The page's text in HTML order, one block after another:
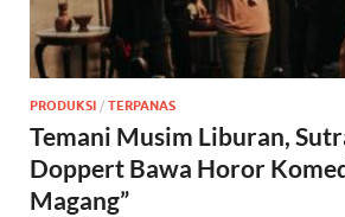
PRODUKSI / TERPANAS
Temani Musim Liburan,
Doppert Bawa Horor
Magang”